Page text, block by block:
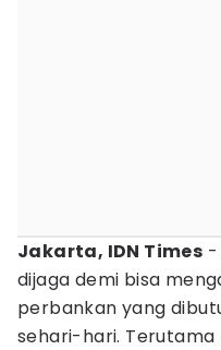
Jakarta, IDN Times -
dijaga demi bisa
perbankan yang
sehari-hari.